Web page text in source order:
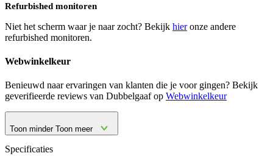
Refurbished monitoren
Niet het scherm waar je naar zocht? Bekijk hieronze andere
refurbished monitoren.
Webwinkelkeur
Benieuwd naar ervaringen van klanten die je voor gingen? Bekijk
geverifieerde reviews van Dubbelgaaf op Webwinkelkeur
Toon minder Toon meer
Specificaties